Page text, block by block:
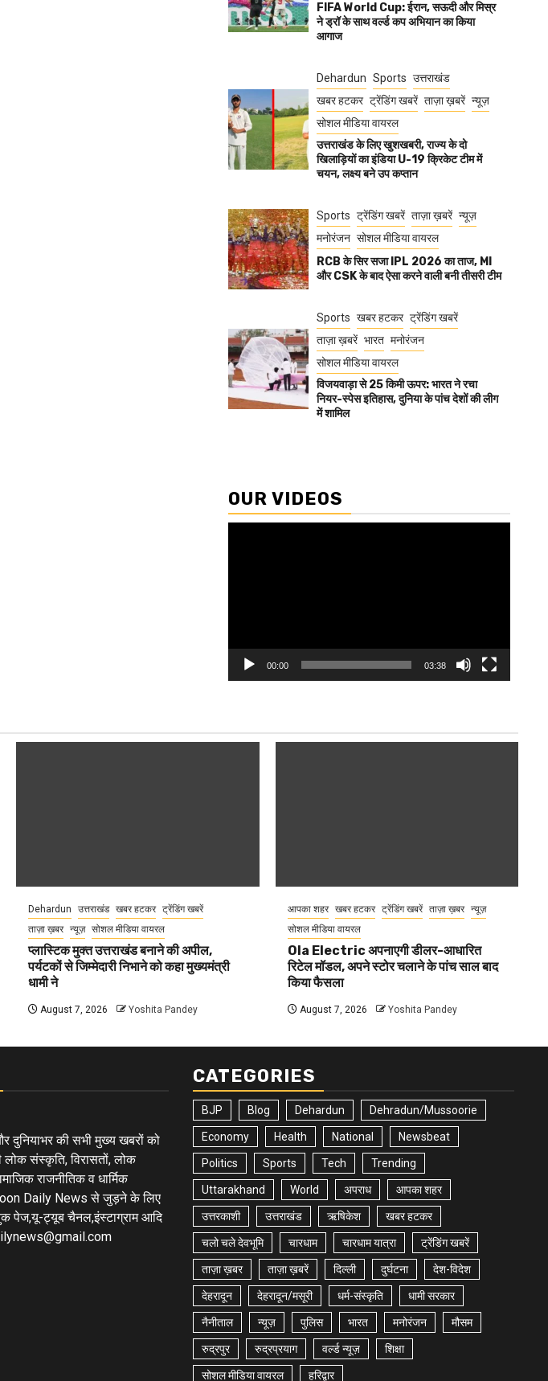
FIFA World Cup: ईरान, सऊदी और मिस्र
ने ड्रॉ के साथ वर्ल्ड कप अभियान का किया
आगाज
Dehardun Sports उत्तराखंड
खबर हटकर ट्रेंडिंग खबरें ताज़ा ख़बरें न्यूज़
सोशल मीडिया वायरल
उत्तराखंड के लिए खुशखबरी, राज्य के दो
खिलाड़ियों का इंडिया U-19 क्रिकेट टीम में
चयन, लक्ष्य बने उप कप्तान
Sports ट्रेंडिंग खबरें ताज़ा ख़बरें न्यूज़
मनोरंजन सोशल मीडिया वायरल
RCB के सिर सजा IPL 2026 का ताज, MI
और CSK के बाद ऐसा करने वाली बनी तीसरी टीम
Sports खबर हटकर ट्रेंडिंग खबरें
ताज़ा ख़बरें भारत मनोरंजन
सोशल मीडिया वायरल
विजयवाड़ा से 25 किमी ऊपर: भारत ने रचा
नियर-स्पेस इतिहास, दुनिया के पांच देशों की लीग
में शामिल
OUR VIDEOS
00:00 03:38
Dehardun उत्तराखंड खबर हटकर ट्रेंडिंग खबरें
ताज़ा ख़बर न्यूज़ सोशल मीडिया वायरल
प्लास्टिक मुक्त उत्तराखंड बनाने की अपील,
पर्यटकों से जिम्मेदारी निभाने को कहा मुख्यमंत्री
धामी ने
August 7, 2026 Yoshita Pandey
आपका शहर खबर हटकर ट्रेंडिंग खबरें ताज़ा ख़बर
न्यूज़
सोशल मीडिया वायरल
Ola Electric अपनाएगी डीलर-आधारित
रिटेल मॉडल, अपने स्टोर चलाने के पांच साल बाद
किया फैसला
August 7, 2026 Yoshita Pandey
दुनियाभर की सभी मुख्य खबरों को
लोक संस्कृति, विरासतों, लोक
राजनीतिक व धार्मिक
Daily News से जुड़ने के लिए
पेज,यू-ट्यूब चैनल,इंस्टाग्राम आदि
CATEGORIES
BJP Blog Dehardun Dehradun/Mussoorie
Economy Health National Newsbeat
Politics Sports Tech Trending
Uttarakhand World अपराध आपका शहर
उत्तरकाशी उत्तराखंड ऋषिकेश खबर हटकर
चलो चले देवभूमि चारधाम चारधाम यात्रा ट्रेंडिंग खबरें
ताज़ा ख़बर ताज़ा ख़बरें दिल्ली दुर्घटना देश-विदेश
देहरादून देहरादून/मसूरी धर्म-संस्कृति धामी सरकार
नैनीताल न्यूज़ पुलिस भारत मनोरंजन मौसम
रुद्रपुर रुद्रप्रयाग वर्ल्ड न्यूज़ शिक्षा
सोशल मीडिया वायरल हरिद्वार